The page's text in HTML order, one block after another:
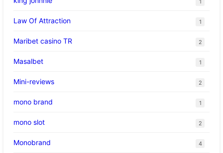
Law Of Attraction 1
Maribet casino TR 2
Masalbet 1
Mini-reviews 2
mono brand 1
mono slot 2
Monobrand 4